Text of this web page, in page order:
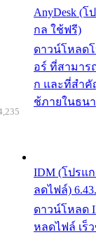
AnyDesk (
กล ใช้ฟรี)
ดาวน์โหลด
อร์ ที่สามาร
ก และที่สำคั
ช้ภายในธน
IDM (โปรแก
ลดไฟล์)
ดาวน์โหลด
หลดไฟล์ เร็